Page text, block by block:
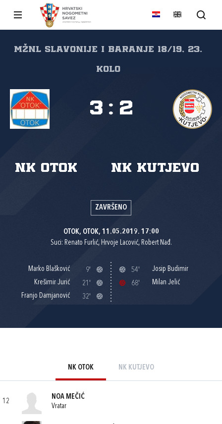
MŽNL Slavonije i Baranje 18/19, 23.
kolo
NK Otok NK Kutjevo
3 : 2
ZAVRŠENO
OTOK, OTOK, 11.05.2019. 17:00
Suci: Renato Furlić, Hrvoje Lacović, Robert Nađ.
Marko Blašković
9'
Krešimir Jurić
21'
Franjo Damjanović
32'
54'
Josip Budimir
68'
Milan Jelić
NK OTOK NK KUTJEVO
12
NOA MEČIĆ
Vratar